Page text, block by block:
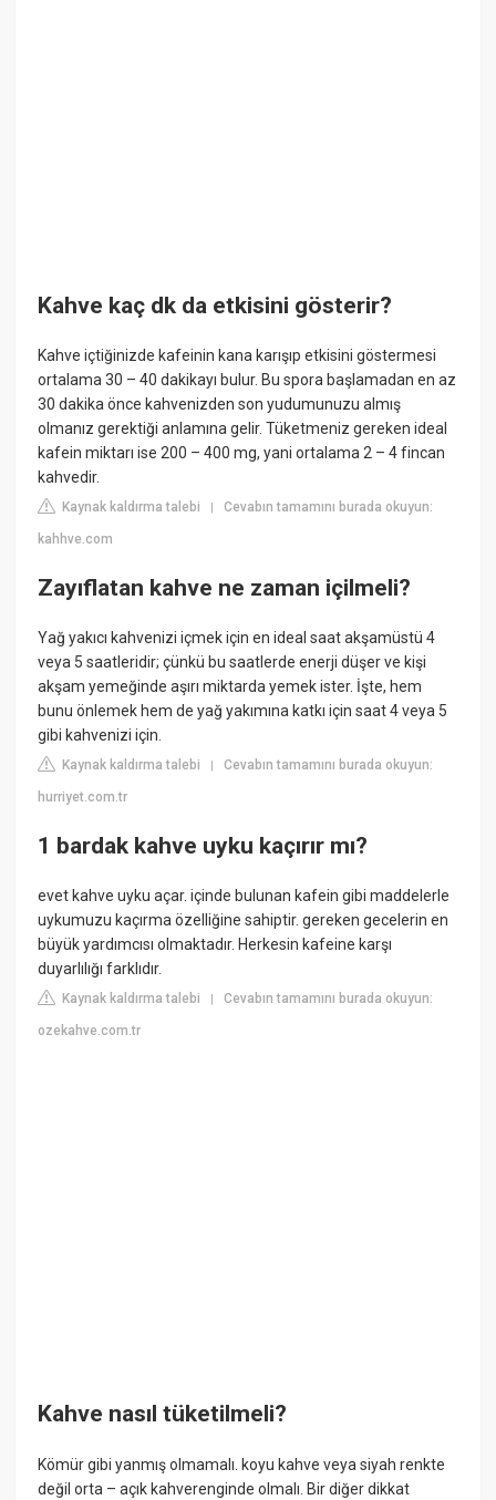
Kahve kaç dk da etkisini gösterir?
Kahve içtiğinizde kafeinin kana karışıp etkisini göstermesi
ortalama 30 – 40 dakikayı bulur. Bu spora başlamadan en az
30 dakika önce kahvenizden son yudumunuzu almış
olmanız gerektiği anlamına gelir. Tüketmeniz gereken ideal
kafein miktarı ise 200 – 400 mg, yani ortalama 2 – 4 fincan
kahvedir.
Kaynak kaldırma talebi |Cevabın tamamını burada okuyun:
kahhve.com
Zayıflatan kahve ne zaman içilmeli?
Yağ yakıcı kahvenizi içmek için en ideal saat akşamüstü 4
veya 5 saatleridir; çünkü bu saatlerde enerji düşer ve kişi
akşam yemeğinde aşırı miktarda yemek ister. İşte, hem
bunu önlemek hem de yağ yakımına katkı için saat 4 veya 5
gibi kahvenizi için.
Kaynak kaldırma talebi |Cevabın tamamını burada okuyun:
hurriyet.com.tr
1 bardak kahve uyku kaçırır mı?
evet kahve uyku açar. içinde bulunan kafein gibi maddelerle
uykumuzu kaçırma özelliğine sahiptir. gereken gecelerin en
büyük yardımcısı olmaktadır. Herkesin kafeine karşı
duyarlılığı farklıdır.
Kaynak kaldırma talebi |Cevabın tamamını burada okuyun:
ozekahve.com.tr
Kahve nasıl tüketilmeli?
Kömür gibi yanmış olmamalı. koyu kahve veya siyah renkte
değil orta – açık kahverenginde olmalı. Bir diğer dikkat